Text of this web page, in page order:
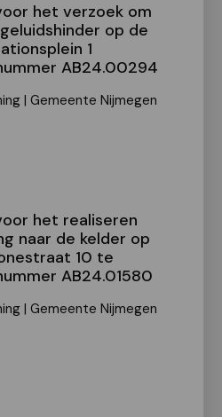
het verzoek om
op de
1
AB24.00294
| Gemeente Nijmegen
het realiseren
naar de kelder op
10 te
AB24.01580
| Gemeente Nijmegen